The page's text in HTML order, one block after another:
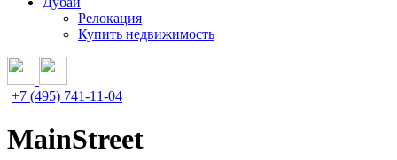
Релокация
Купить недвижимость
+7 (495) 741-11-04
MainStreet